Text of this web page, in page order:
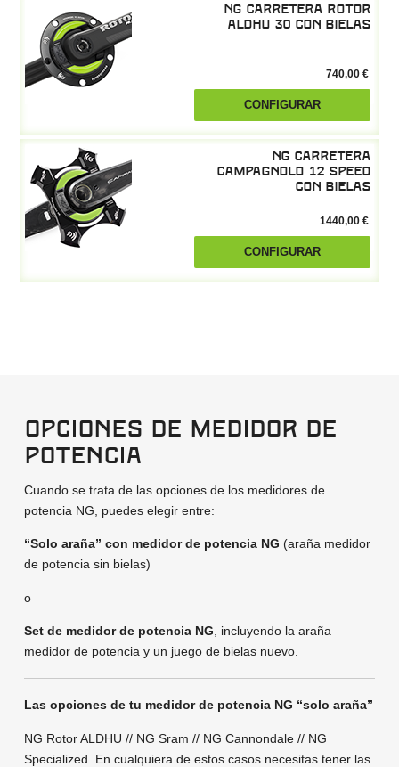
NG Carretera Rotor
ALDHU 30 con bielas
740,00 €
CONFIGURAR
NG Carretera
Campagnolo 12 Speed
con bielas
1440,00 €
CONFIGURAR
Opciones de medidor de
potencia
Cuando se trata de las opciones de los medidores de
potencia NG, puedes elegir entre:
“Solo araña” con medidor de potencia NG (araña medidor
de potencia sin bielas)
o
Set de medidor de potencia NG , incluyendo la araña
medidor de potencia y un juego de bielas nuevo.
Las opciones de tu medidor de potencia NG “solo araña”
NG Rotor ALDHU // NG Sram // NG Cannondale // NG
Specialized. En cualquiera de estos casos necesitas tener las